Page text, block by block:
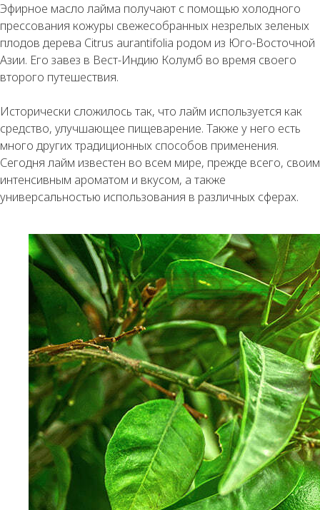
Эфирное масло лайма получают с помощью холодного
прессования кожуры свежесобранных незрелых зеленых
плодов дерева Citrus aurantifolia родом из Юго-Восточной
Азии. Его завез в Вест-Индию Колумб во время своего
второго путешествия.
Исторически сложилось так, что лайм используется как
средство, улучшающее пищеварение. Также у него есть
много других традиционных способов применения.
Сегодня лайм известен во всем мире, прежде всего, своим
интенсивным ароматом и вкусом, а также
универсальностью использования в различных сферах.